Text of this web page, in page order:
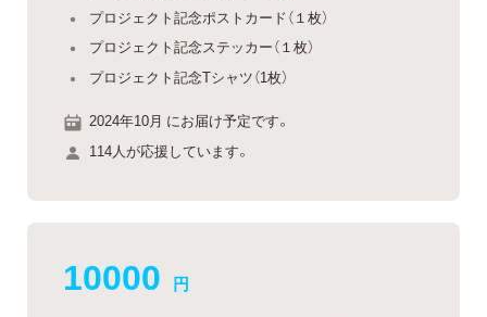
プロジェクト記念ポストカード（１枚）
プロジェクト記念ステッカー（１枚）
プロジェクト記念Tシャツ（1枚）
2024年10月 にお届け予定です。
114人が応援しています。
10000 円